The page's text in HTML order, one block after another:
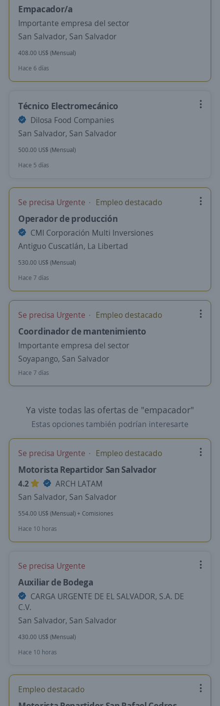
Empacador/a
Importante empresa del sector
San Salvador, San Salvador
408.00 US$ (Mensual)
Hace 6 días
Técnico Electromecánico
Dilosa Food Companies
San Salvador, San Salvador
500.00 US$ (Mensual)
Hace 5 días
Se precisa Urgente Empleo destacado
Operador de producción
CMI Corporación Multi Inversiones
Antiguo Cuscatlán, La Libertad
530.00 US$ (Mensual)
Hace 7 días
Se precisa Urgente Empleo destacado
Coordinador de mantenimiento
Importante empresa del sector
Soyapango, San Salvador
Hace 7 días
Ya viste todas las ofertas de "empacador"
Estas opciones también podrían interesarte
Se precisa Urgente Empleo destacado
Motorista Repartidor San Salvador
4.2
ARCH LATAM
San Salvador, San Salvador
554.00 US$ (Mensual) + Comisiones
Hace 10 horas
Se precisa Urgente
Auxiliar de Bodega
CARGA URGENTE DE EL SALVADOR, S.A. DE
C.V.
San Salvador, San Salvador
430.00 US$ (Mensual)
Hace 10 horas
Empleo destacado